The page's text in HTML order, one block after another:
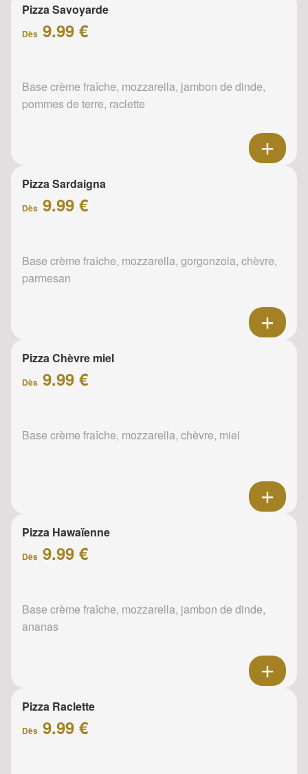
Pizza Savoyarde
Dès 9.99 €
Base crème fraîche, mozzarella, jambon de dinde,
pommes de terre, raclette
Pizza Sardaigna
Dès 9.99 €
Base crème fraîche, mozzarella, gorgonzola, chèvre,
parmesan
Pizza Chèvre miel
Dès 9.99 €
Base crème fraîche, mozzarella, chèvre, miel
Pizza Hawaïenne
Dès 9.99 €
Base crème fraîche, mozzarella, jambon de dinde,
ananas
Pizza Raclette
Dès 9.99 €